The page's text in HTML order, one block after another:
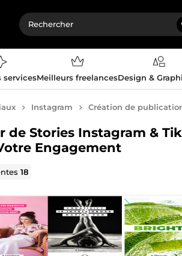
servicesMeilleurs freelancesDesign &
Instagram Création de
de Stories Instagram &
Engagement
18